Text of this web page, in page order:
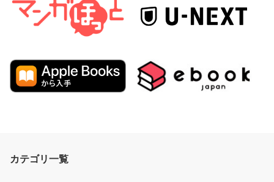
カテゴリ一覧